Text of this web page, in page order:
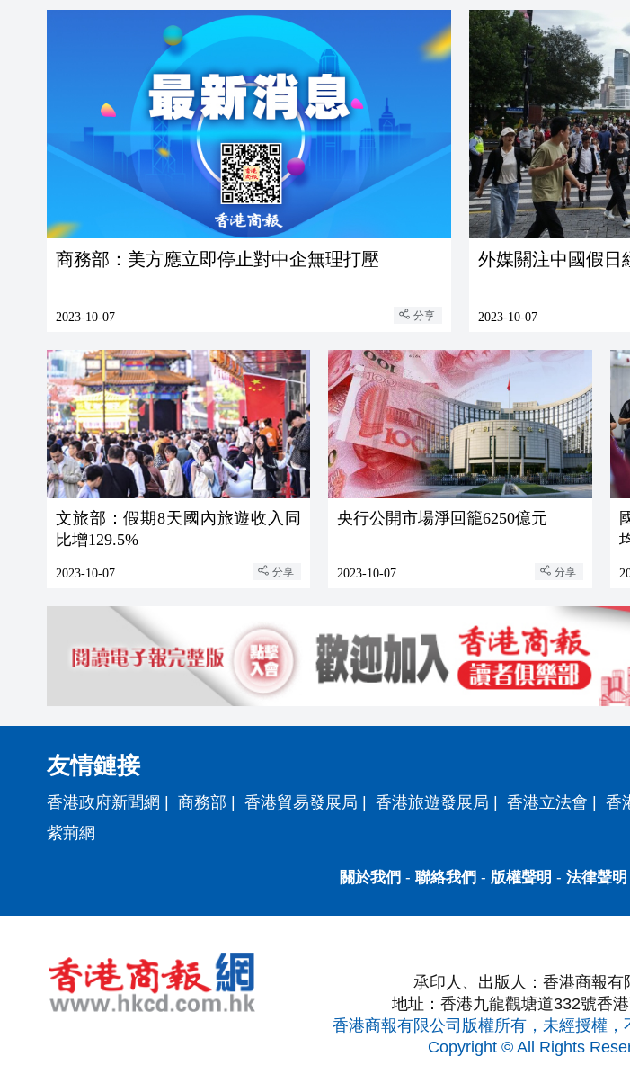
商務部：美方應立即停止對中企無理打壓
2023-10-07 分享
外媒關注中國假日
2023-10-07
文旅部：假期8天國內旅遊收入同
比增129.5%
2023-10-07 分享
央行公開市場淨回籠6250億元
2023-10-07 分享
友情鏈接
香港政府新聞網 商務部 香港貿易發展局 香港旅遊發展局 香港立法會 香
紫荊網
關於我們 - 聯絡我們 - 版權聲明 - 法律聲明
承印人、出版人：香港商報有
地址：香港九龍觀塘道332號香
香港商報有限公司版權所有，未經授權，
Copyright © All Rights